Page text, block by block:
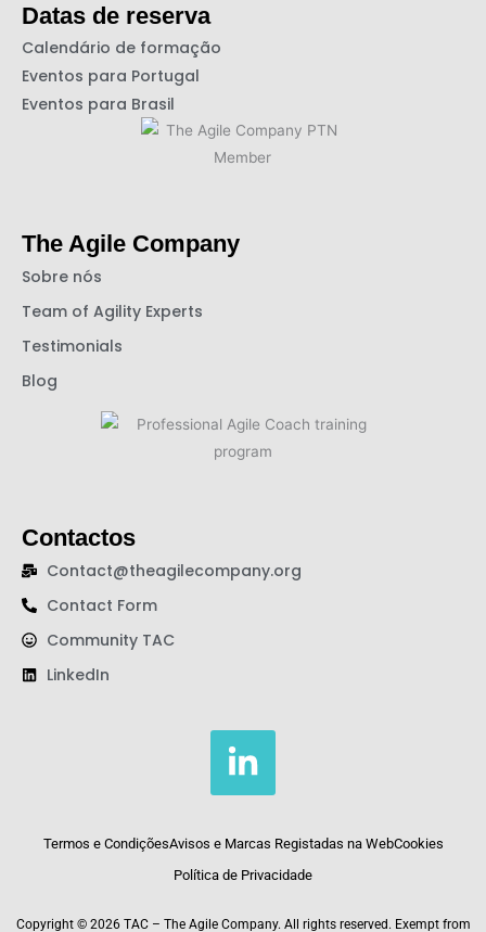
Datas de reserva
Calendário de formação
Eventos para Portugal
Eventos para Brasil
The Agile Company
Sobre nós
Team of Agility Experts
Testimonials
Blog
Contactos
Contact@theagilecompany.org
Contact Form
Community TAC
LinkedIn
L
i
k
e
Termos e CondiçõesAvisos e Marcas Registadas na WebCookies
Política de Privacidade
Copyright © 2026 TAC – The Agile Company. All rights reserved. Exempt from